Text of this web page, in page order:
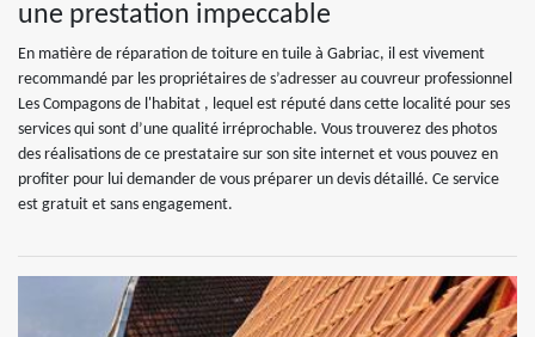
une prestation impeccable
En matière de réparation de toiture en tuile à Gabriac, il est vivement
recommandé par les propriétaires de s’adresser au couvreur professionnel
Les Compagons de l'habitat , lequel est réputé dans cette localité pour ses
services qui sont d’une qualité irréprochable. Vous trouverez des photos
des réalisations de ce prestataire sur son site internet et vous pouvez en
profiter pour lui demander de vous préparer un devis détaillé. Ce service
est gratuit et sans engagement.